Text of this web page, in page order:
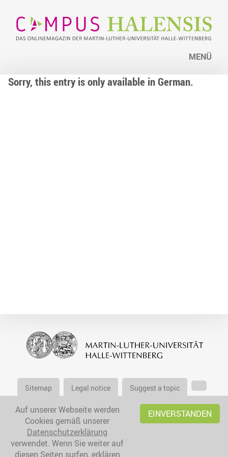
MENÜ
Sorry, this entry is only available in German.
Sitemap Legal notice Suggest a topic
Auf unserer Webseite werden
Cookies gemäß unserer
Datenschutzerklärung
verwendet. Wenn Sie weiter auf
diesen Seiten surfen, erklären
EINVERSTANDEN